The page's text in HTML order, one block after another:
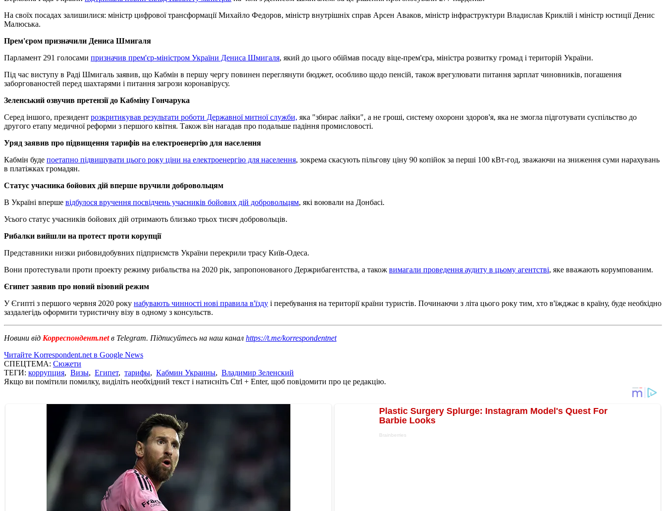
На своїх посадах залишилися: міністр цифрової трансформації Михайло Федоров, міністр внутрішніх справ Арсен Аваков, міністр інфраструктури Владислав Криклій і міністр юстиції Денис
Малюська.
Прем'єром призначили Дениса Шмигаля
Парламент 291 голосами призначив прем'єр-міністром України Дениса Шмигаля, який до цього обіймав посаду віце-прем'єра, міністра розвитку громад і територій України.
Під час виступу в Раді Шмигаль заявив, що Кабмін в першу чергу повинен переглянути бюджет, особливо щодо пенсій, також врегулювати питання зарплат чиновників, погашення
заборгованостей перед шахтарями і питання загрози коронавірусу.
Зеленський озвучив претензії до Кабміну Гончарука
Серед іншого, президент розкритикував результати роботи Державної митної служби, яка "збирає лайки", а не гроші, систему охорони здоров'я, яка не змогла підготувати суспільство до
другого етапу медичної реформи з першого квітня. Також він нагадав про подальше падіння промисловості.
Уряд заявив про підвищення тарифів на електроенергію для населення
Кабмін буде поетапно підвищувати цього року ціни на електроенергію для населення, зокрема скасують пільгову ціну 90 копійок за перші 100 кВт-год, зважаючи на зниження суми нарахувань
в платіжках громадян.
Статус учасника бойових дій вперше вручили добровольцям
В Україні вперше відбулося вручення посвідчень учасників бойових дій добровольцям, які воювали на Донбасі.
Усього статус учасників бойових дій отримають близько трьох тисяч добровольців.
Рибалки вийшли на протест проти корупції
Представники низки рибовидобувних підприємств України перекрили трасу Київ-Одеса.
Вони протестували проти проекту режиму рибальства на 2020 рік, запропонованого Держрибагентства, а також вимагали проведення аудиту в цьому агентстві, яке вважають корумпованим.
Єгипет заявив про новий візовий режим
У Єгипті з першого червня 2020 року набувають чинності нові правила в'їзду і перебування на території країни туристів. Починаючи з літа цього року тим, хто в'їжджає в країну, буде необхідно
заздалегідь оформити туристичну візу в одному з консульств.
Новини від Корреспондент.netв Telegram. Підписуйтесь на наш канал https://t.me/korrespondentnet
Читайте Korrespondent.net в Google News
СПЕЦТЕМА: Сюжети
ТЕГИ: коррупция, Визы, Египет, тарифы, Кабмин Украины, Владимир Зеленский
Якщо ви помітили помилку, виділіть необхідний текст і натисніть Ctrl + Enter, щоб повідомити про це редакцію.